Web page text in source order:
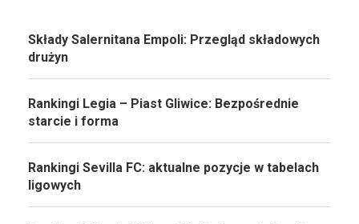
Składy Salernitana Empoli: Przegląd składowych
drużyn
Rankingi Legia – Piast Gliwice: Bezpośrednie
starcie i forma
Rankingi Sevilla FC: aktualne pozycje w tabelach
ligowych